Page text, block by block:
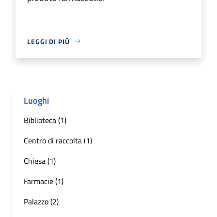
LEGGI DI PIÙ
Luoghi
Biblioteca (1)
Centro di raccolta (1)
Chiesa (1)
Farmacie (1)
Palazzo (2)